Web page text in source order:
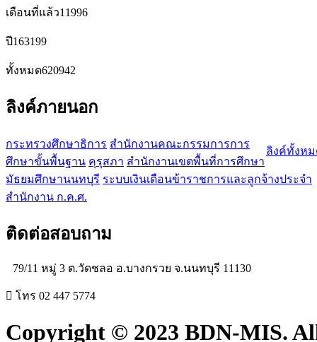
เดือนที่แล้ว11996
ปี163199
ทั้งหมด620942
ลิงค์ภายนอก
ลิงค์ทั้งห
กระทรวงศึกษาธิการ สำนักงานคณะกรรมการการ
ศึกษาขั้นพื้นฐาน คุรุสภา สำนักงานเขตพื้นที่การศึกษา
มัธยมศึกษานนทบุรี ระบบเงินเดือนข้าราชการและลูกจ้างประจำ
สำนักงาน ก.ค.ศ.
ติดต่อสอบถาม
79/11 หมู่ 3 ต.วัดชลอ อ.บางกรวย จ.นนทบุรี 11130
โทร 02 447 5774
Copyright © 2023 BDN-MIS.